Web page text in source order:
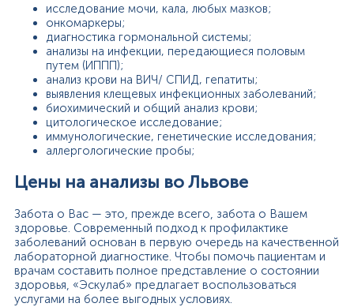
исследование мочи, кала, любых мазков;
онкомаркеры;
диагностика гормональной системы;
анализы на инфекции, передающиеся половым
путем (ИППП);
анализ крови на ВИЧ/ СПИД, гепатиты;
выявления клещевых инфекционных заболеваний;
биохимический и общий анализ крови;
цитологическое исследование;
иммунологические, генетические исследования;
аллергологические пробы;
Цены на анализы во Львове
Забота о Вас — это, прежде всего, забота о Вашем
здоровье. Современный подход к профилактике
заболеваний основан в первую очередь на качественной
лабораторной диагностике. Чтобы помочь пациентам и
врачам составить полное представление о состоянии
здоровья, «Эскулаб» предлагает воспользоваться
услугами на более выгодных условиях.